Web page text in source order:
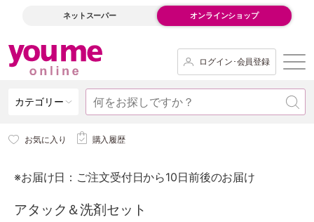
ネットスーパー オンラインショップ
ログイン･会員登録
カテゴリー
お気に入り 購入履歴
※お届け日：ご注文受付日から10日前後のお届け
アタック＆洗剤セット